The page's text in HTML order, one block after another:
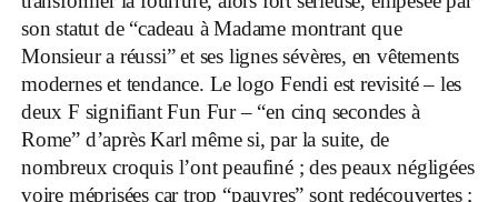
son statut de “cadeau à Madame montrant que
Monsieur a réussi” et ses lignes sévères, en vêtements
modernes et tendance. Le logo Fendi est revisité – les
deux F signifiant Fun Fur – “en cinq secondes à
Rome” d’après Karl même si, par la suite, de
nombreux croquis l’ont peaufiné ; des peaux négligées
voire méprisées car trop “pauvres” sont redécouvertes ;